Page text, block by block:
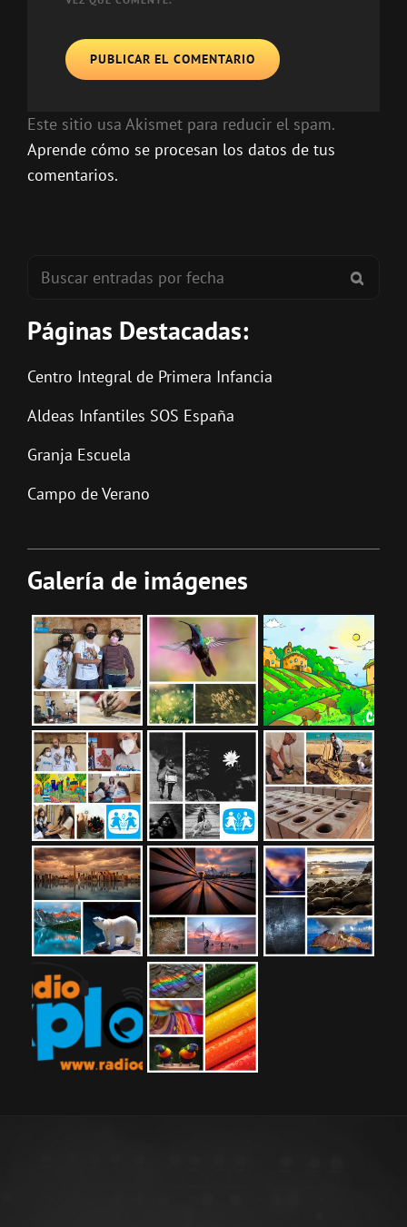
Este sitio usa Akismet para reducir el spam.
Aprende cómo se procesan los datos de tus
comentarios.
Buscar:
Páginas Destacadas:
Centro Integral de Primera Infancia
Aldeas Infantiles SOS España
Granja Escuela
Campo de Verano
Galería de imágenes